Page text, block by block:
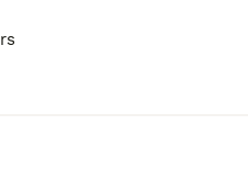
pup?
ligt rond de
de reputatie